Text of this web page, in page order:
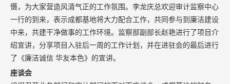
慑，为大家营造风清气正的工作氛围。李龙庆总欢迎审计监察中心
一行的到来，表示成都基地将大力配合工作，共同参与到廉洁建设
中来，共建干净做事的工作环境。监察部副部长赵艳进行了项目介
绍宣讲，分享项目入驻后一周的工作计划，并在进驻会的最后进行
了《廉洁诚信 华友本色》的宣讲。
座谈会